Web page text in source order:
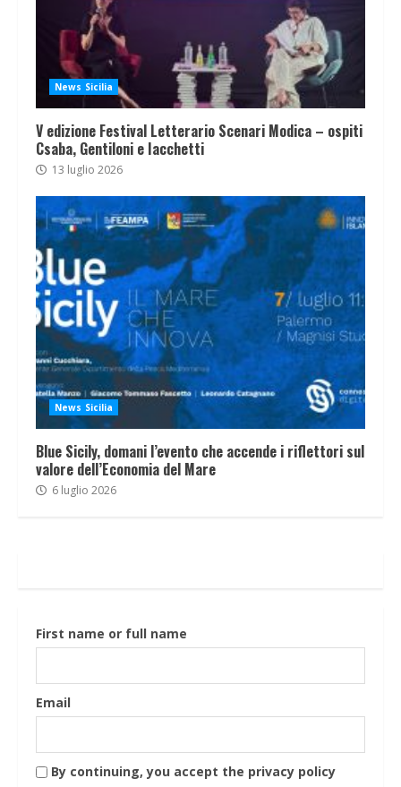
News Sicilia
V edizione Festival Letterario Scenari Modica – ospiti
Csaba, Gentiloni e Iacchetti
13 luglio 2026
News Sicilia
Blue Sicily, domani l’evento che accende i riflettori sul
valore dell’Economia del Mare
6 luglio 2026
First name or full name
Email
By continuing, you accept the privacy policy